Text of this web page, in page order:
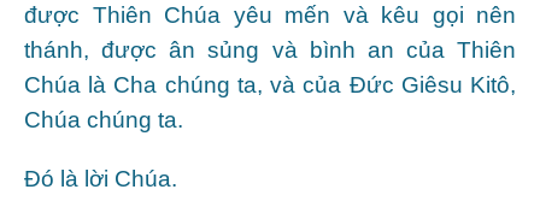
được Thiên Chúa yêu mến và kêu gọi nên
thánh, được ân sủng và bình an của Thiên
Chúa là Cha chúng ta, và của Ðức Giêsu Kitô,
Chúa chúng ta.
Ðó là lời Chúa.